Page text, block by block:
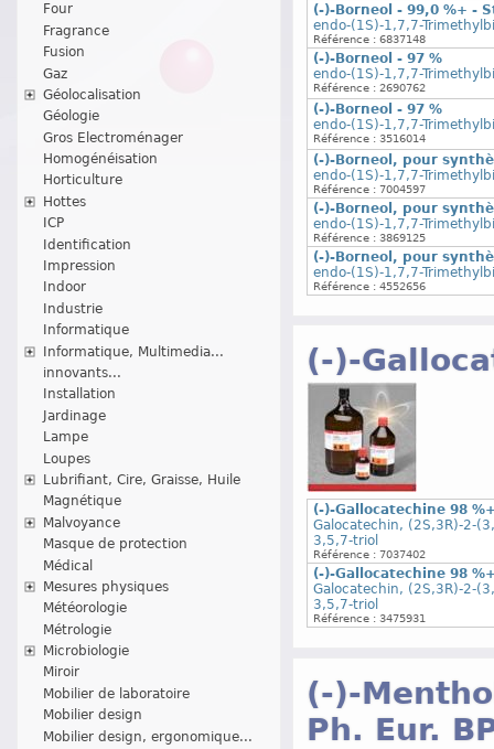
Four
Fragrance
Fusion
Gaz
Géolocalisation
Géologie
Gros Electroménager
Homogénéisation
Horticulture
Hottes
ICP
Identification
Impression
Indoor
Industrie
Informatique
Informatique, Multimedia...
innovants...
Installation
Jardinage
Lampe
Loupes
Lubrifiant, Cire, Graisse, Huile
Magnétique
Malvoyance
Masque de protection
Médical
Mesures physiques
Météorologie
Métrologie
Microbiologie
Miroir
Mobilier de laboratoire
Mobilier design
Mobilier design, ergonomique...
(-)-Borneol - 99,0 %+ -
endo-(1S)-1,7,7-
Référence : 6837148
(-)-Borneol - 97 %
endo-(1S)-1,7,7-
Référence : 2690762
(-)-Borneol - 97 %
endo-(1S)-1,7,7-
Référence : 3516014
(-)-Borneol, pour
endo-(1S)-1,7,7-
Référence : 7004597
(-)-Borneol, pour
endo-(1S)-1,7,7-
Référence : 3869125
(-)-Borneol, pour
endo-(1S)-1,7,7-
Référence : 4552656
(-)-
(-)-Gallocatechine 98
Galocatechin, (2S,3R)-2-
3,5,7-triol
Référence : 7037402
(-)-Gallocatechine 98
Galocatechin, (2S,3R)-2-
3,5,7-triol
Référence : 3475931
(-)-
Ph. Eur.